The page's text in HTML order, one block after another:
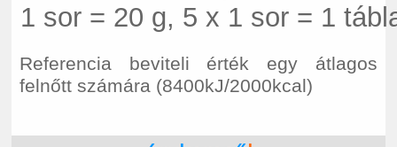
1 sor = 20 g, 5 x 1 sor = 1
Referencia beviteli érték egy átlagos
felnőtt számára (8400kJ/2000kcal)